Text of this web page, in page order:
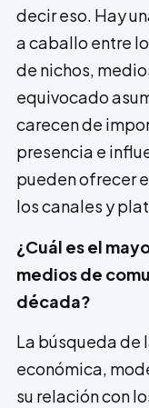
decir eso. Hay
a caballo entre
de nichos,
equivocado
carecen de
presencia e
pueden ofrecer
los canales y
¿Cuál es el
medios de
década?
La búsqueda
económica,
su relación con